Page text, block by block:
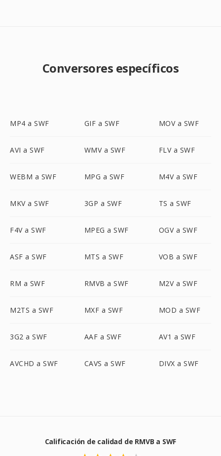
Conversores específicos
MP4 a SWF GIF a SWF MOV a SWF
AVI a SWF WMV a SWF FLV a SWF
WEBM a SWF MPG a SWF M4V a SWF
MKV a SWF 3GP a SWF TS a SWF
F4V a SWF MPEG a SWF OGV a SWF
ASF a SWF MTS a SWF VOB a SWF
RM a SWF RMVB a SWF M2V a SWF
M2TS a SWF MXF a SWF MOD a SWF
3G2 a SWF AAF a SWF AV1 a SWF
AVCHD a SWF CAVS a SWF DIVX a SWF
Calificación de calidad de RMVB a SWF